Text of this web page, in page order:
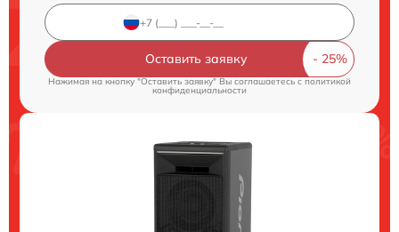
Оставить заявку
Нажимая на кнопку "Оставить заявку" Вы соглашаетесь cполитикой
конфиденциальности